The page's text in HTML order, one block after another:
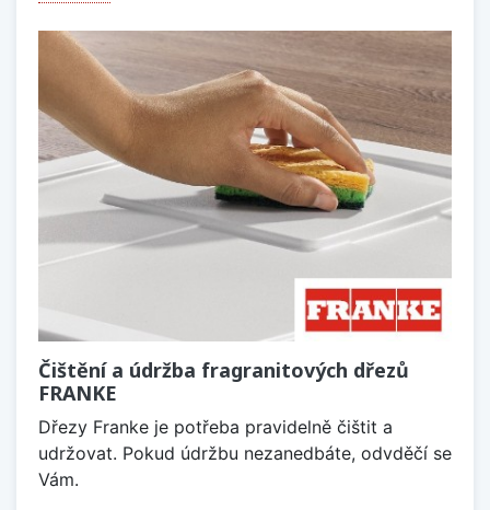
Čištění a údržba fragranitových dřezů
FRANKE
Dřezy Franke je potřeba pravidelně čištit a
udržovat. Pokud údržbu nezanedbáte, odvděčí se
Vám.